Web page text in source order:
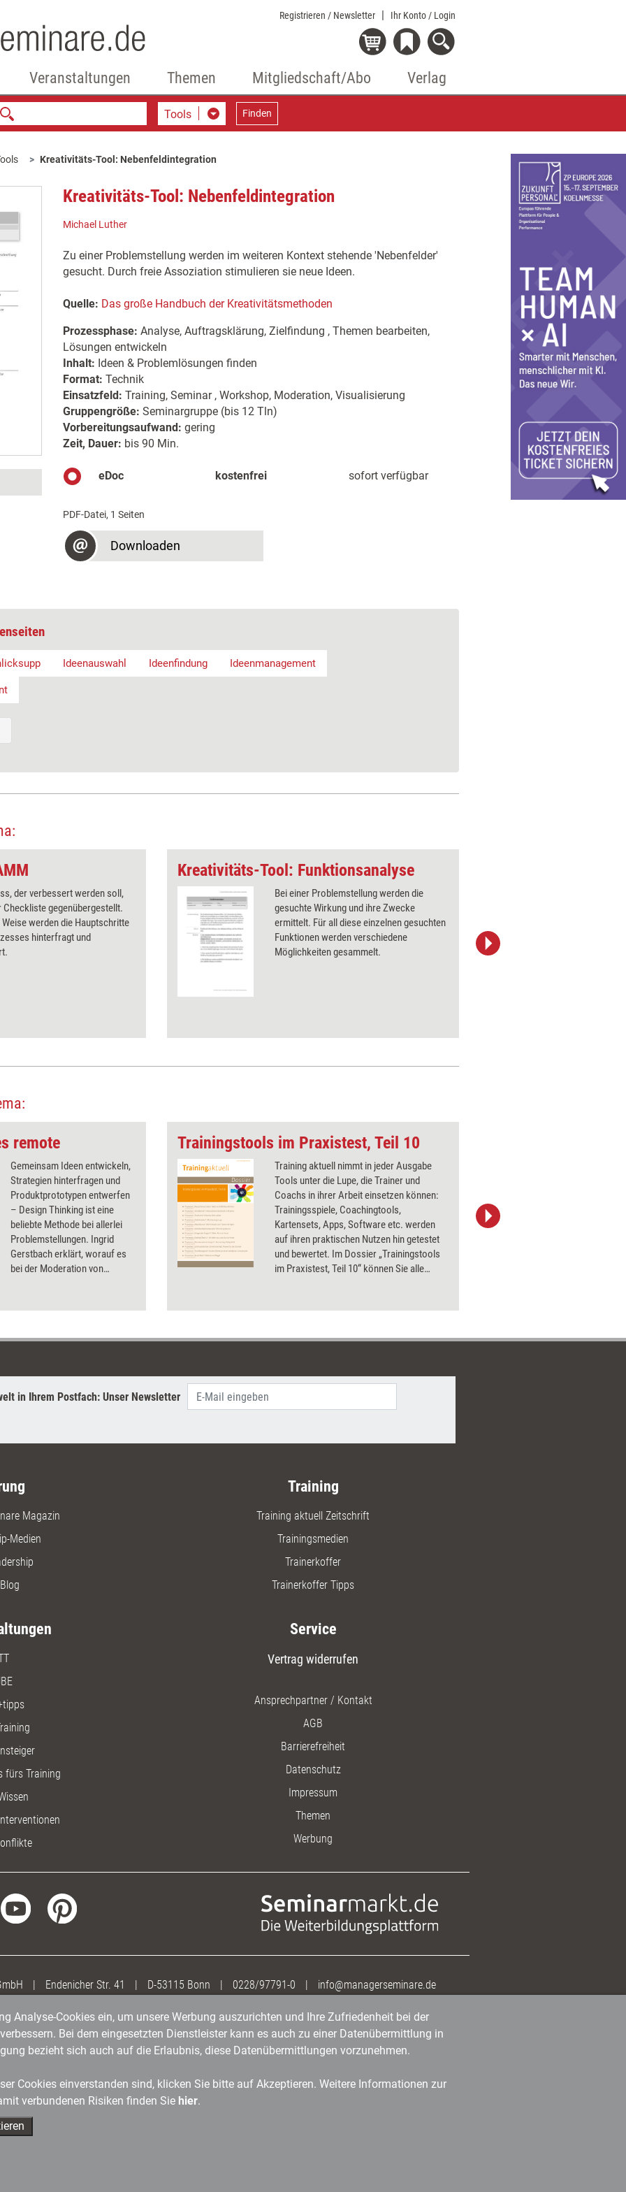
Registrieren / Newsletter Ihr Konto / Login
Veranstaltungen Themen Mitgliedschaft/Abo Verlag
Tools Finden
Kreativitäts-Tool: Nebenfeldintegration
Kreativitäts-Tool: Nebenfeldintegration
Michael Luther
Zu einer Problemstellung werden im weiteren Kontext stehende 'Nebenfelder'
gesucht. Durch freie Assoziation stimulieren sie neue Ideen.
Quelle: Das große Handbuch der Kreativitätsmethoden
Prozessphase: Analyse, Auftragsklärung, Zielfindung , Themen bearbeiten,
Lösungen entwickeln
Inhalt: Ideen & Problemlösungen finden
Format: Technik
Einsatzfeld: Training, Seminar , Workshop, Moderation, Visualisierung
Gruppengröße: Seminargruppe (bis 12 Tln)
Vorbereitungsaufwand: gering
Zeit, Dauer: bis 90 Min.
eDoc kostenfrei sofort verfügbar
PDF-Datei, 1 Seiten
Downloaden
Ideenauswahl Ideenfindung Ideenmanagement
der verbessert werden soll,
Checkliste gegenübergestellt.
werden die Hauptschritte
hinterfragt und
Kreativitäts-Tool: Funktionsanalyse
Bei einer Problemstellung werden die
gesuchte Wirkung und ihre Zwecke
ermittelt. Für all diese einzelnen gesuchten
Funktionen werden verschiedene
Möglichkeiten gesammelt.
remote
Gemeinsam Ideen entwickeln,
Strategien hinterfragen und
Produktprototypen entwerfen
– Design Thinking ist eine
beliebte Methode bei allerlei
Problemstellungen. Ingrid
Gerstbach erklärt, worauf es
bei der Moderation von
Trainingstools im Praxistest, Teil 10
Training aktuell nimmt in jeder Ausgabe
Tools unter die Lupe, die Trainer und
Coachs in ihrer Arbeit einsetzen können:
Trainingsspiele, Coachingtools,
Kartensets, Apps, Software etc. werden
auf ihren praktischen Nutzen hin getestet
und bewertet. Im Dossier „Trainingstools
im Praxistest, Teil 10“ können Sie alle
in Ihrem Postfach: Unser Newsletter
Magazin
Medien
Training
Training aktuell Zeitschrift
Trainingsmedien
Trainerkoffer
Trainerkoffer Tipps
fürs Training
Service
Vertrag widerrufen
Ansprechpartner / Kontakt
AGB
Barrierefreiheit
Datenschutz
Impressum
Themen
Werbung
| Endenicher Str. 41 | D-53115 Bonn | 0228/97791-0 | info@managerseminare.de
Analyse-Cookies ein, um unsere Werbung auszurichten und Ihre Zufriedenheit bei der
Bei dem eingesetzten Dienstleister kann es auch zu einer Datenübermittlung in
bezieht sich auch auf die Erlaubnis, diese Datenübermittlungen vorzunehmen.
Cookies einverstanden sind, klicken Sie bitte auf Akzeptieren. Weitere Informationen zur
verbundenen Risiken finden Sie hier.